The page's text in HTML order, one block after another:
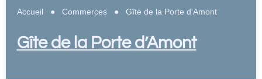
Accueil ● Commerces● Gîte de la Porte d’Amont
Gîte de la Porte d’Amont